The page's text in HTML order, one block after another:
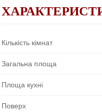
Кількість кімнат
Загальна площа
Площа кухні
Поверх